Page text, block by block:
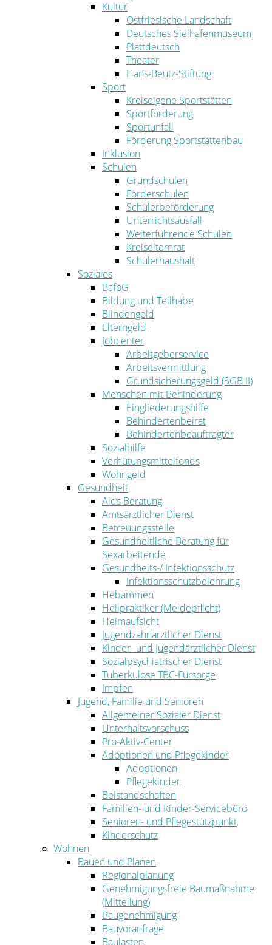
Kultur
Ostfriesische Landschaft
Deutsches Sielhafenmuseum
Plattdeutsch
Theater
Hans-Beutz-Stiftung
Sport
Kreiseigene Sportstätten
Sportförderung
Sportunfall
Förderung Sportstättenbau
Inklusion
Schulen
Grundschulen
Förderschulen
Schülerbeförderung
Unterrichtsausfall
Weiterführende Schulen
Kreiselternrat
Schülerhaushalt
Soziales
BaföG
Bildung und Teilhabe
Blindengeld
Elterngeld
Jobcenter
Arbeitgeberservice
Arbeitsvermittlung
Grundsicherungsgeld (SGB II)
Menschen mit Behinderung
Eingliederungshilfe
Behindertenbeirat
Behindertenbeauftragter
Sozialhilfe
Verhütungsmittelfonds
Wohngeld
Gesundheit
Aids Beratung
Amtsärztlicher Dienst
Betreuungsstelle
Gesundheitliche Beratung für
Sexarbeitende
Gesundheits-/ Infektionsschutz
Infektionsschutzbelehrung
Hebammen
Heilpraktiker (Meldepflicht)
Heimaufsicht
Jugendzahnärztlicher Dienst
Kinder- und Jugendärztlicher Dienst
Sozialpsychiatrischer Dienst
Tuberkulose TBC-Fürsorge
Impfen
Jugend, Familie und Senioren
Allgemeiner Sozialer Dienst
Unterhaltsvorschuss
Pro-Aktiv-Center
Adoptionen und Pflegekinder
Adoptionen
Pflegekinder
Beistandschaften
Familien- und Kinder-Servicebüro
Senioren- und Pflegestützpunkt
Kinderschutz
Wohnen
Bauen und Planen
Regionalplanung
Genehmigungsfreie Baumaßnahme
(Mitteilung)
Baugenehmigung
Bauvoranfrage
Baulasten